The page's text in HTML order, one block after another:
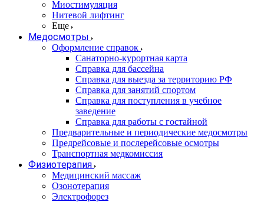
Миостимуляция
Нитевой лифтинг
Еще
Медосмотры
Оформление справок
Санаторно-курортная карта
Справка для бассейна
Справка для выезда за территорию РФ
Справка для занятий спортом
Справка для поступления в учебное
заведение
Справка для работы с гостайной
Предварительные и периодические медосмотры
Предрейсовые и послерейсовые осмотры
Транспортная медкомиссия
Физиотерапия
Медицинский массаж
Озонотерапия
Электрофорез